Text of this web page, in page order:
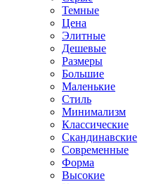
Темные
Цена
Элитные
Дешевые
Размеры
Большие
Маленькие
Стиль
Минимализм
Классические
Скандинавские
Современные
Форма
Высокие